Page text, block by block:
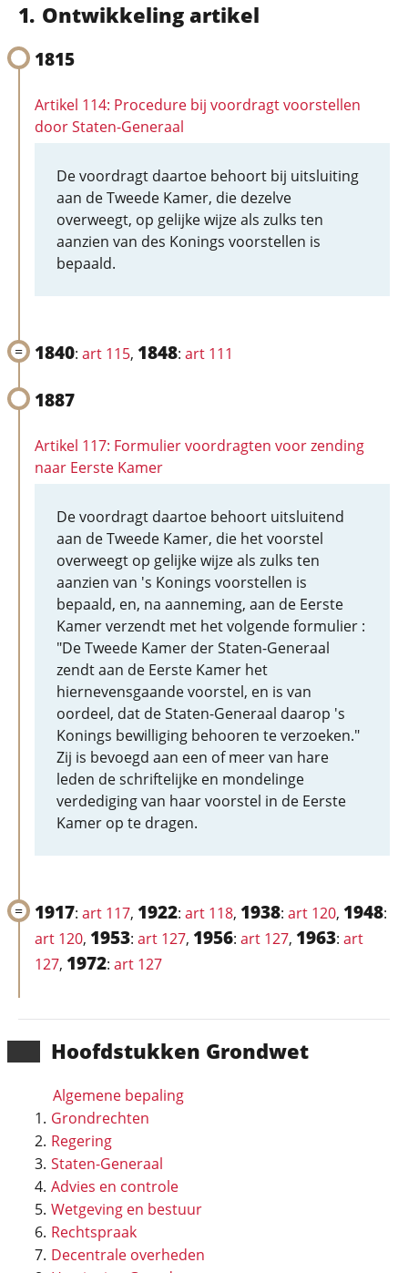
Hoofd­stukken Grondwet
Algemene bepaling
Grondrechten
Regering
Staten-Generaal
Advies en controle
Wetgeving en bestuur
Rechtspraak
Decentrale overheden
Ontwikkeling artikel
1815
Artikel 114: Procedure bij voordragt voorstellen
door Staten-Generaal
De voordragt daartoe behoort bij uitsluiting
aan de Tweede Kamer, die dezelve
overweegt, op gelijke wijze als zulks ten
aanzien van des Konings voorstellen is
bepaald.
1840: art 115, 1848: art 111
1887
Artikel 117: Formulier voordragten voor zending
naar Eerste Kamer
De voordragt daartoe behoort uitsluitend
aan de Tweede Kamer, die het voorstel
overweegt op gelijke wijze als zulks ten
aanzien van 's Konings voorstellen is
bepaald, en, na aanneming, aan de Eerste
Kamer verzendt met het volgende formulier :
"De Tweede Kamer der Staten-Generaal
zendt aan de Eerste Kamer het
hiernevensgaande voorstel, en is van
oordeel, dat de Staten-Generaal daarop 's
Konings bewilliging behooren te verzoeken."
Zij is bevoegd aan een of meer van hare
leden de schriftelijke en mondelinge
verdediging van haar voorstel in de Eerste
Kamer op te dragen.
1917: art 117, 1922: art 118, 1938: art 120, 1948:
art 120, 1953: art 127, 1956: art 127, 1963: art
127, 1972: art 127